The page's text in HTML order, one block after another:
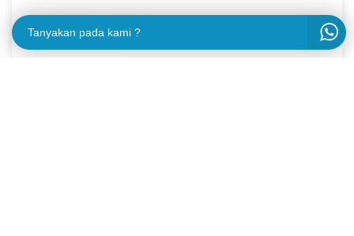
Tanyakan pada kami ?